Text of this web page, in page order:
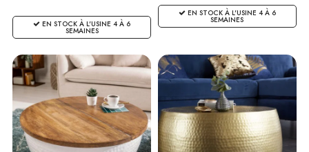
EN STOCK À L'USINE 4 À 6
SEMAINES
EN STOCK À L'USINE 4 À 6
SEMAINES